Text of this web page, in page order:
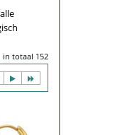
in totaal 152